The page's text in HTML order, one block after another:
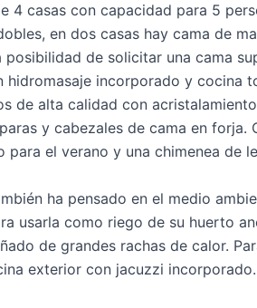
4 casas con capacidad para 5
en dos casas hay cama de
posibilidad de solicitar una cama
hidromasaje incorporado y cocina
de alta calidad con
y cabezales de cama en
para el verano y una chimenea de
ha pensado en el medio
usarla como riego de su huerto
de grandes rachas de calor.
exterior con jacuzzi incorporado.